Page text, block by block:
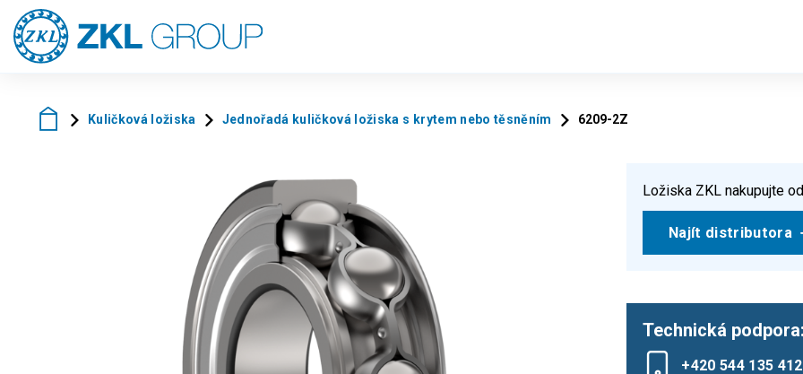
Kuličková ložiska Jednořadá kuličková ložiska s krytem nebo těsněním 6209-2Z
Ložiska ZKL nakupujte
Najít distributora
Technická podpora:
+420 544 135 412